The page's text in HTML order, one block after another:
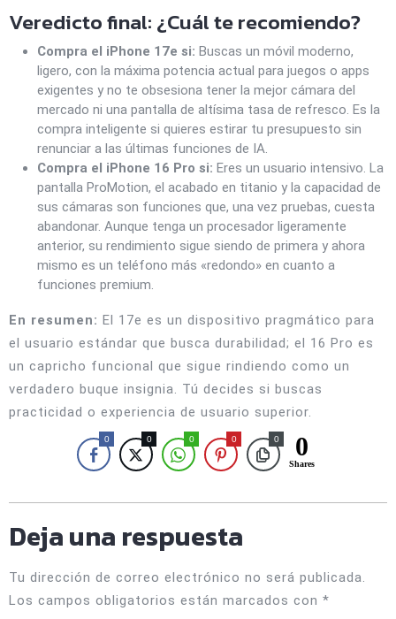
Veredicto final: ¿Cuál te recomiendo?
Compra el iPhone 17e si: Buscas un móvil moderno,
ligero, con la máxima potencia actual para juegos o apps
exigentes y no te obsesiona tener la mejor cámara del
mercado ni una pantalla de altísima tasa de refresco. Es la
compra inteligente si quieres estirar tu presupuesto sin
renunciar a las últimas funciones de IA.
Compra el iPhone 16 Pro si: Eres un usuario intensivo. La
pantalla ProMotion, el acabado en titanio y la capacidad de
sus cámaras son funciones que, una vez pruebas, cuesta
abandonar. Aunque tenga un procesador ligeramente
anterior, su rendimiento sigue siendo de primera y ahora
mismo es un teléfono más «redondo» en cuanto a
funciones premium.
En resumen: El 17e es un dispositivo pragmático para
el usuario estándar que busca durabilidad; el 16 Pro es
un capricho funcional que sigue rindiendo como un
verdadero buque insignia. Tú decides si buscas
practicidad o experiencia de usuario superior.
0 0 0 0 0 0
Shares
Deja una respuesta
Tu dirección de correo electrónico no será publicada.
Los campos obligatorios están marcados con *